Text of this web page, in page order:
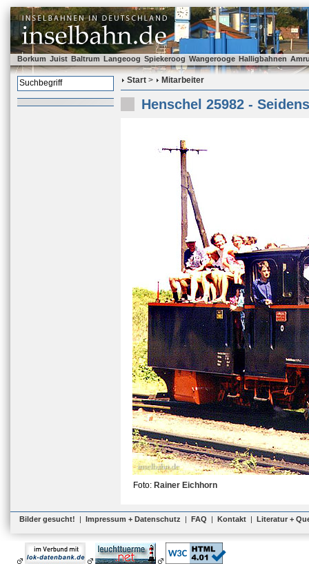
Borkum Juist Baltrum Langeoog Spiekeroog Wangerooge Halligbahnen
Start > Mitarbeiter
Henschel 25982 -
Foto: Rainer Eichhorn
Bilder gesucht! | Impressum + Datenschutz | FAQ | Kontakt | Literatur +